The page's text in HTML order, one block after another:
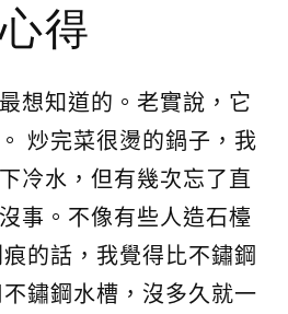
得
想知道的。老實說，它
炒完菜很燙的鍋子，我
冷水，但有幾次忘了直
事。不像有些人造石檯
的話，我覺得比不鏽鋼
鏽鋼水槽，沒多久就一